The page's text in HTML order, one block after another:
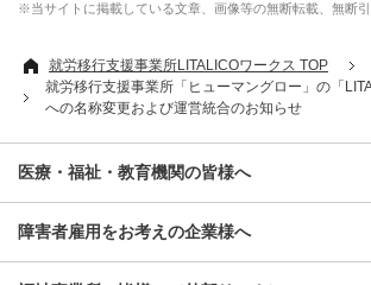
※当サイトに掲載している文章、画像等の無断転載、無断引
就労移行支援事業所LITALICOワークス TOP
就労移行支援事業所「ヒューマングロー」の「
への名称変更および運営統合のお知らせ
医療・福祉・教育機関の皆様へ
障害者雇用をお考えの企業様へ